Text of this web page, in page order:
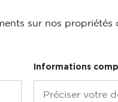
sur nos propriétés
Informations